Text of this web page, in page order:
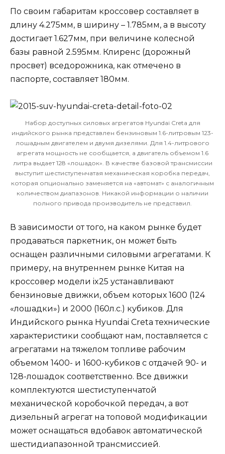
По своим габаритам кроссовер составляет в
длину 4.275мм, в ширину – 1.785мм, а в высоту
достигает 1.627мм, при величине колесной
базы равной 2.595мм. Клиренс (дорожный
просвет) вседорожника, как отмечено в
паспорте, составляет 180мм.
Набор доступных силовых агрегатов Hyundai Creta для
индийского рынка представлен бензиновым 1.6-литровым 123-
лошадным двигателем и двумя дизелями. Для 1.4-литрового
агрегата мощность не сообщается, а двигатель объемом 1.6
литра выдает 128 «лошадок». В качестве базовой трансмиссии
выступит шестиступенчатая механическая коробка передач,
которая опционально заменяется на «автомат» с аналогичным
количеством диапазонов. Никакой информации о наличии
полного привода производитель не представил.
В зависимости от того, на каком рынке будет
продаваться паркетник, он может быть
оснащен различными силовыми агрегатами. К
примеру, на внутреннем рынке Китая на
кроссовер модели ix25 устанавливают
бензиновые движки, объем которых 1600 (124
«лошадки») и 2000 (160л.с.) кубиков. Для
Индийского рынка Hyundai Creta технические
характеристики сообщают нам, поставляется с
агрегатами на тяжелом топливе рабочим
объемом 1400- и 1600-кубиков с отдачей 90- и
128-лошадок соответственно. Все движки
комплектуются шестиступенчатой
механической коробочкой передач, а вот
дизельный агрегат на топовой модификации
может оснащаться вдобавок автоматической
шестидиапазонной трансмиссией.